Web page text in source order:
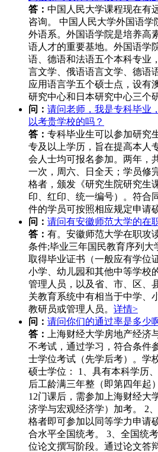
答： 中国人民大学课程现在有
咨询。 中国人民大学外国语学
外语系。外国语学院是培养高
语人才的重要基地。外国语学
语、德语和法语五个本科专业
言文学、俄语语言文学、德语
应用语言学五个硕士点，设有
研究中心和日本研究中心三个
问： 请问老师，我是专科毕业
以考贵学校的吗？
答： 专科毕业生可以参加研究
专及以上学历，旨在提高本人
会人士均可报名参加。两年，
一次，周六、日全天；学员修
格者，颁发《研究生院研究生
印、红印、统一编号）。符合
件的学员可按照相应规定申请
问： 请问有安徽师范大学的在
答： 有。安徽师范大学在职攻
条件;毕业三年国民教育序列大
取得毕业证书（一般应有学位
小学、幼儿园和其他中等学校
管理人员，以及省、市、区、
关教育系统中有相当于中学、
教研员或管理人员。 详情>
问： 请问你们的通过率是多少
答：
上海财经大学房地产经济
不考试，通过学习，符合条件
士学位考试（先学后考）。学
硕士学位： 1、具有本科学历
后工龄满三年整（即第四年起
12门课后，需参加上海财经大
济学与宏观经济学）加考。 2
格者即可参加以同等学力申请
合水平全国统考。 3、全国统
位论文撰写阶段。通过论文答